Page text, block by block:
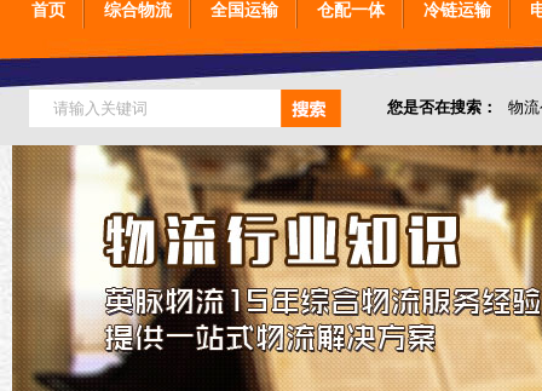
首页 综合物流 全国运输 仓配一体 冷链运输
您是否在搜索： 物
仓储综合专业定制物